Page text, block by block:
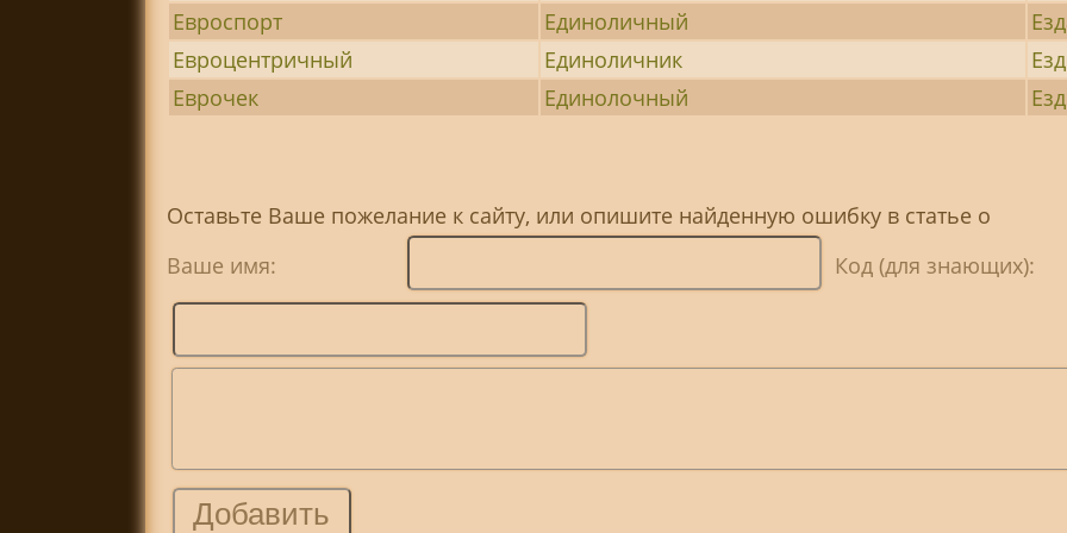
Евроспорт
Единоличный
Евроцентричный
Единоличник
Еврочек
Единолочный
Оставьте Ваше пожелание к сайту, или опишите найденную ошибку в статье о
Ваше имя:
Код (для знающих):